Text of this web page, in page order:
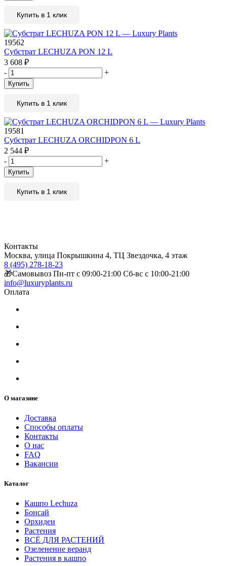
Купить в 1 клик
19562
Субстрат LECHUZA PON 12 L
3 608 ₽
-
+
Купить
Купить в 1 клик
19581
Субстрат LECHUZA ORCHIDPON 6 L
2 544 ₽
-
+
Купить
Купить в 1 клик
Контакты
Москва, улица Покрышкина 4, ТЦ Звездочка, 4 этаж
8 (495) 278-18-23
🎁Самовывоз Пн-пт с 09:00-21:00 Сб-вс с 10:00-21:00
info@luxuryplants.ru
Оплата
О магазине
Доставка
Способы оплаты
Контакты
О нас
FAQ
Вакансии
Каталог
Кашпо Lechuza
Бонсай
Орхидеи
Растения
ВСЁ ДЛЯ РАСТЕНИЙ
Озеленение веранд
Растения в кашпо